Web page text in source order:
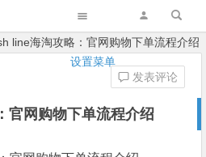
设置菜单
line海淘攻略：官网购物下单流程介绍
网购物下单流程介绍
发表评论